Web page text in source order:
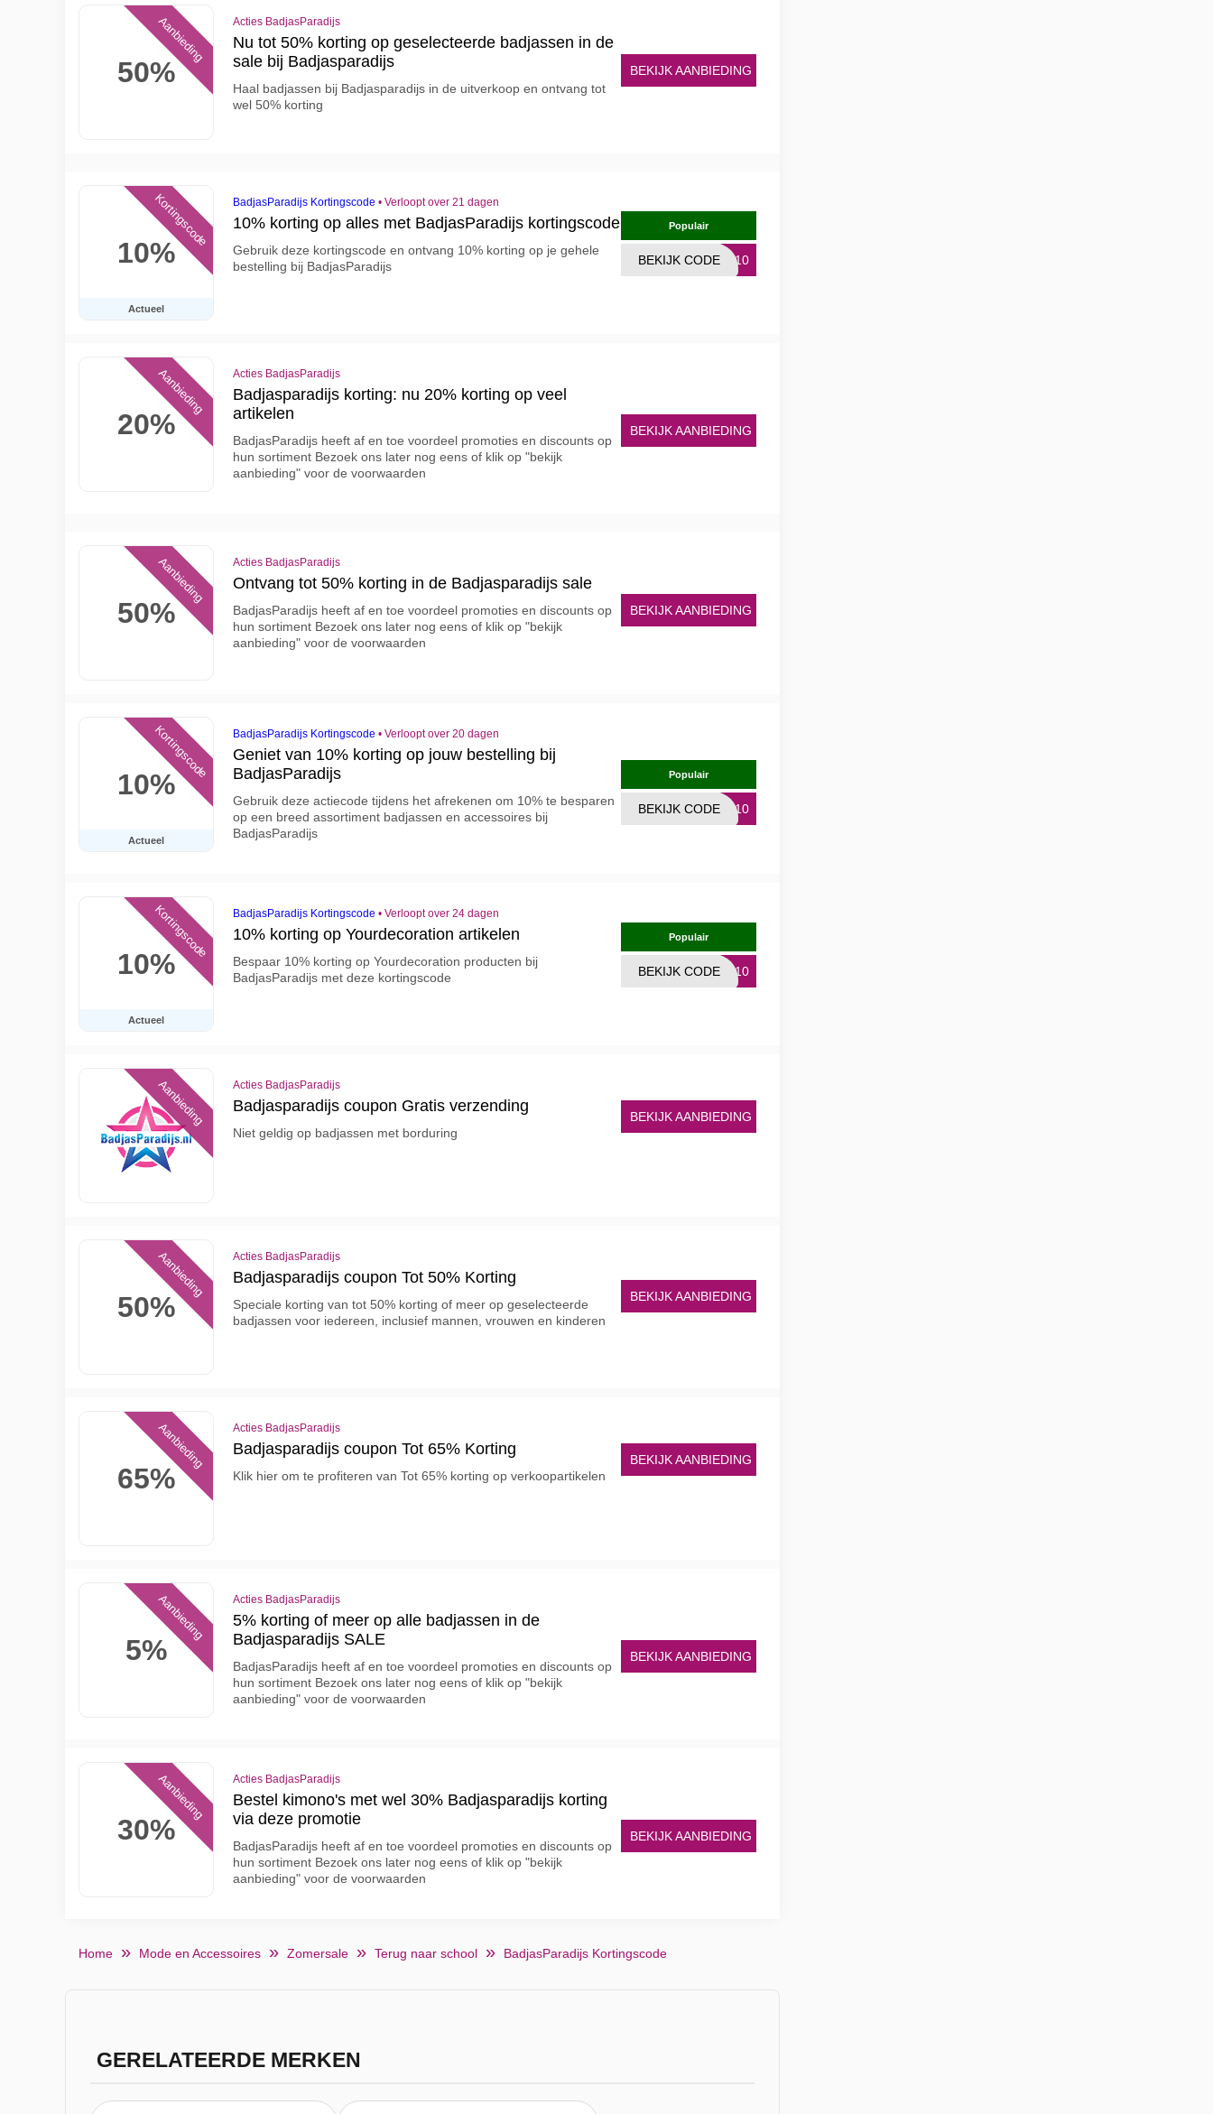
50%
Aanbieding Acties BadjasParadijs
Nu tot 50% korting op geselecteerde badjassen in de
sale bij Badjasparadijs
Haal badjassen bij Badjasparadijs in de uitverkoop en ontvang tot
wel 50% korting
BEKIJK AANBIEDING
10%
Actueel
Kortingscode BadjasParadijs Kortingscode • Verloopt over 21 dagen
10% korting op alles met BadjasParadijs kortingscode
Gebruik deze kortingscode en ontvang 10% korting op je gehele
bestelling bij BadjasParadijs
Populair
ER10
BEKIJK CODE
20%
Aanbieding Acties BadjasParadijs
Badjasparadijs korting: nu 20% korting op veel
artikelen
BadjasParadijs heeft af en toe voordeel promoties en discounts op
hun sortiment Bezoek ons later nog eens of klik op "bekijk
aanbieding" voor de voorwaarden
BEKIJK AANBIEDING
50%
Aanbieding Acties BadjasParadijs
Ontvang tot 50% korting in de Badjasparadijs sale
BadjasParadijs heeft af en toe voordeel promoties en discounts op
hun sortiment Bezoek ons later nog eens of klik op "bekijk
aanbieding" voor de voorwaarden
BEKIJK AANBIEDING
10%
Actueel
Kortingscode BadjasParadijs Kortingscode • Verloopt over 20 dagen
Geniet van 10% korting op jouw bestelling bij
BadjasParadijs
Gebruik deze actiecode tijdens het afrekenen om 10% te besparen
op een breed assortiment badjassen en accessoires bij
BadjasParadijs
Populair
TT10
BEKIJK CODE
10%
Actueel
Kortingscode BadjasParadijs Kortingscode • Verloopt over 24 dagen
10% korting op Yourdecoration artikelen
Bespaar 10% korting op Yourdecoration producten bij
BadjasParadijs met deze kortingscode
Populair
TT10
BEKIJK CODE
Aanbieding Acties BadjasParadijs
Badjasparadijs coupon Gratis verzending
Niet geldig op badjassen met borduring
BEKIJK AANBIEDING
50%
Aanbieding Acties BadjasParadijs
Badjasparadijs coupon Tot 50% Korting
Speciale korting van tot 50% korting of meer op geselecteerde
badjassen voor iedereen, inclusief mannen, vrouwen en kinderen
BEKIJK AANBIEDING
65%
Aanbieding Acties BadjasParadijs
Badjasparadijs coupon Tot 65% Korting
Klik hier om te profiteren van Tot 65% korting op verkoopartikelen
BEKIJK AANBIEDING
5%
Aanbieding Acties BadjasParadijs
5% korting of meer op alle badjassen in de
Badjasparadijs SALE
BadjasParadijs heeft af en toe voordeel promoties en discounts op
hun sortiment Bezoek ons later nog eens of klik op "bekijk
aanbieding" voor de voorwaarden
BEKIJK AANBIEDING
30%
Aanbieding Acties BadjasParadijs
Bestel kimono's met wel 30% Badjasparadijs korting
via deze promotie
BadjasParadijs heeft af en toe voordeel promoties en discounts op
hun sortiment Bezoek ons later nog eens of klik op "bekijk
aanbieding" voor de voorwaarden
BEKIJK AANBIEDING
Home Mode en Accessoires Zomersale Terug naar school BadjasParadijs Kortingscode
GERELATEERDE MERKEN